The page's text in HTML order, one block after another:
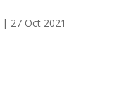
| 27 Oct 2021